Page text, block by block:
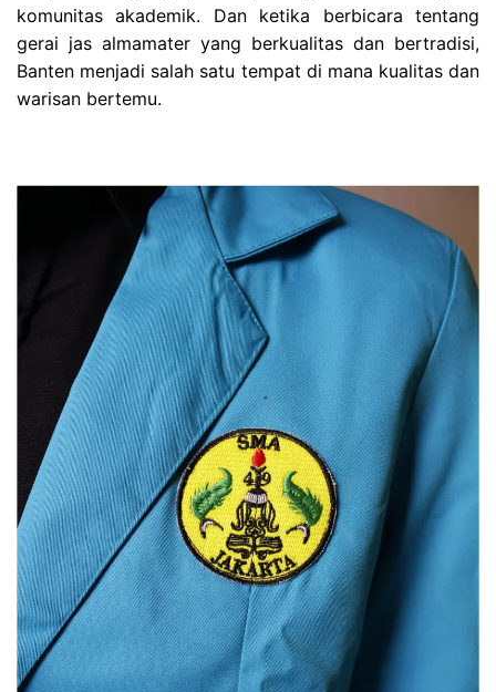
komunitas akademik. Dan ketika berbicara tentang
gerai jas almamater yang berkualitas dan bertradisi,
Banten menjadi salah satu tempat di mana kualitas dan
warisan bertemu.